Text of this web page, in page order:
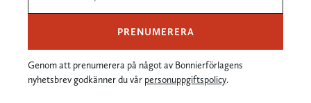
PRENUMERERA
Genom att prenumerera på något av Bonnierförlagens
nyhetsbrev godkänner du vår personuppgiftspolicy.